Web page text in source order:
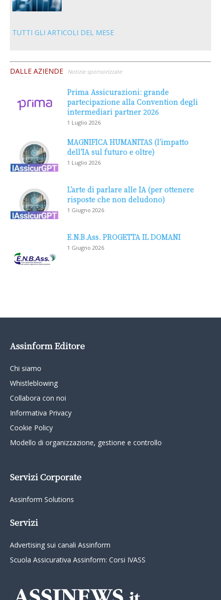
TUTTI GLI ARTICOLI DEL MESE
DALLE AZIENDE Notizie sponsorizzate
Prima Assicurazioni: grande
partecipazione alla Convention degli
intermediari partner 2026
1 Luglio 2026
MAGNIFICA HUMANITAS (l’impatto
dell’IA sul futuro e oltre)
1 Luglio 2026
L’arte di parlare alle IA (per ottenere
risposte che non deludono)
1 Giugno 2026
E.N.B.Ass. PROGETTA IL DOMANI
1 Giugno 2026
Assinform Editore
Chi siamo
Whistleblowing
Collabora con noi
Informativa Privacy
Cookie Policy
Modello di organizzazione, gestione e controllo
Servizi Corporate
Assinform Solutions
Servizi
Advertising sui canali Assinform
Scuola Assicurativa Assinform: Corsi IVASS